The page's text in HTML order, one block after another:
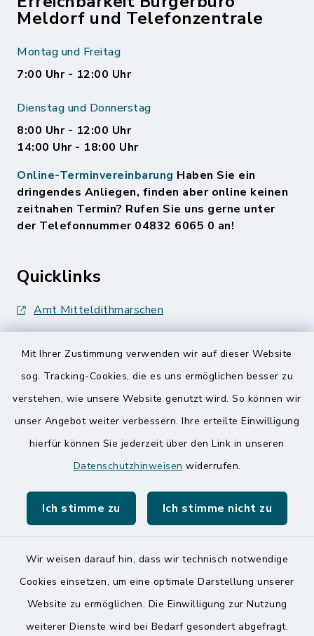
Mit Ihrer Zustimmung verwenden wir auf dieser Website
sog. Tracking-Cookies, die es uns ermöglichen besser zu
verstehen, wie unsere Website genutzt wird. So können wir
unser Angebot weiter verbessern. Ihre erteilte Einwilligung
hierfür können Sie jederzeit über den Link in unseren
Datenschutzhinweisen widerrufen.
Ich stimme zu Ich stimme nicht zu
Wir weisen darauf hin, dass wir technisch notwendige
Cookies einsetzen, um eine optimale Darstellung unserer
Website zu ermöglichen. Die Einwilligung zur Nutzung
weiterer Dienste wird bei Bedarf gesondert abgefragt.
Meldorf und Telefonzentrale
Montag und Freitag
7:00 Uhr - 12:00 Uhr
Dienstag und Donnerstag
8:00 Uhr - 12:00 Uhr
14:00 Uhr - 18:00 Uhr
Online-Terminvereinbarung Haben Sie ein
dringendes Anliegen, finden aber online keinen
zeitnahen Termin? Rufen Sie uns gerne unter
der Telefonnummer 04832 6065 0 an!
Quicklinks
Amt Mitteldithmarschen
Nationalpark Wattenmeer
Kontakt
Barrierefreiheit
Impressum
Sitemap